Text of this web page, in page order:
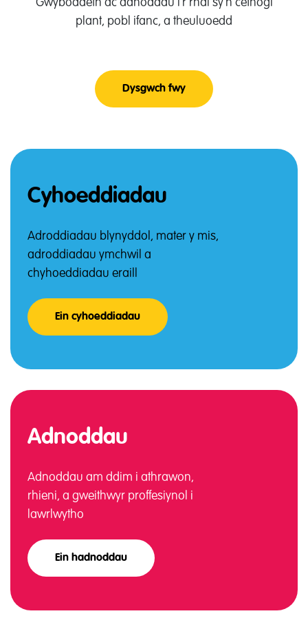
plant, pobl ifanc, a theuluoedd
Dysgwch fwy About Gwybodaeth i
Cyhoeddiadau
Adroddiadau blynyddol, mater y mis,
adroddiadau ymchwil a
chyhoeddiadau eraill
Ein cyhoeddiadau
Adnoddau
Adnoddau am ddim i athrawon,
rhieni, a gweithwyr proffesiynol i
lawrlwytho
Ein hadnoddau